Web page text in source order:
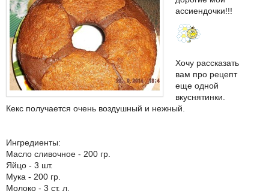
ассиендочки!!!
Хочу рассказать
вам про рецепт
еще одной
вкуснятинки.
Кекс получается очень воздушный и нежный.
Ингредиенты:
Масло сливочное - 200 гр.
Яйцо - 3 шт.
Мука - 200 гр.
Молоко - 3 ст. л.